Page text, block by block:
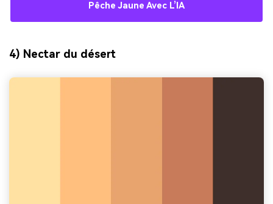
Pêche Jaune Avec L’IA
4) Nectar du désert